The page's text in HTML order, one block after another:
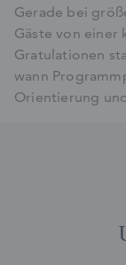
Gerade bei
Gäste von einer
Gratulationen
wann
Orientierung